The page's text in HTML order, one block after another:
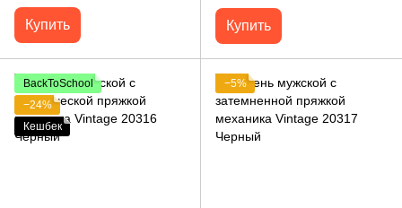
Купить Купить
BackToSchool
−24%
Кешбек
−5%